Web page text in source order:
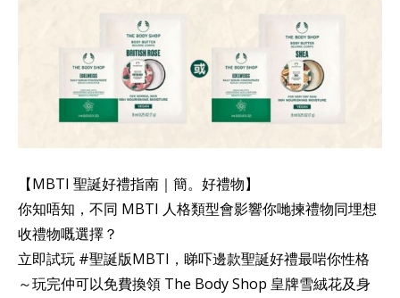
【MBTI 聖誕好禮指南｜簡。好禮物】
你知唔知，不同 MBTI 人格類型會影響你哋揀禮物同埋想
收禮物嘅選擇？
立即試玩 #聖誕版MBTI，睇吓邊款聖誕好禮最啱你性格
～玩完仲可以免費換領 The Body Shop 皇牌雪絨花及身